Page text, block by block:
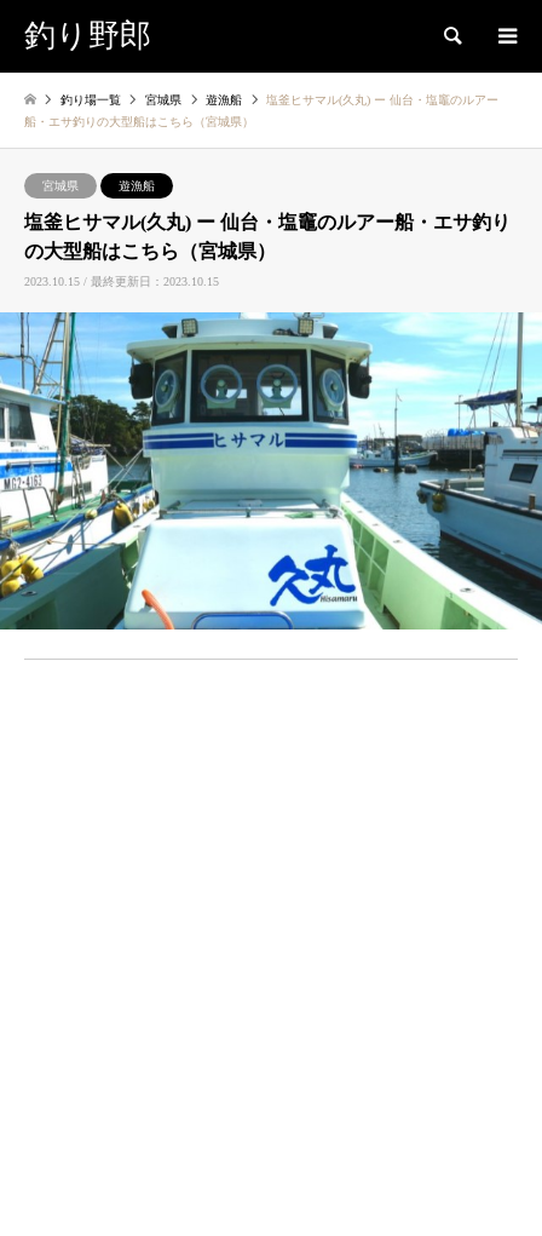
釣り野郎 検索
釣り場一覧 宮城県 遊漁船
塩釜ヒサマル(久丸) ー 仙台・塩竈のルアー
船・エサ釣りの大型船はこちら（宮城県）
宮城県 遊漁船
塩釜ヒサマル(久丸) ー 仙台・塩竈のルアー船・エサ釣り
の大型船はこちら（宮城県）
2023.10.15 / 最終更新日：2023.10.15